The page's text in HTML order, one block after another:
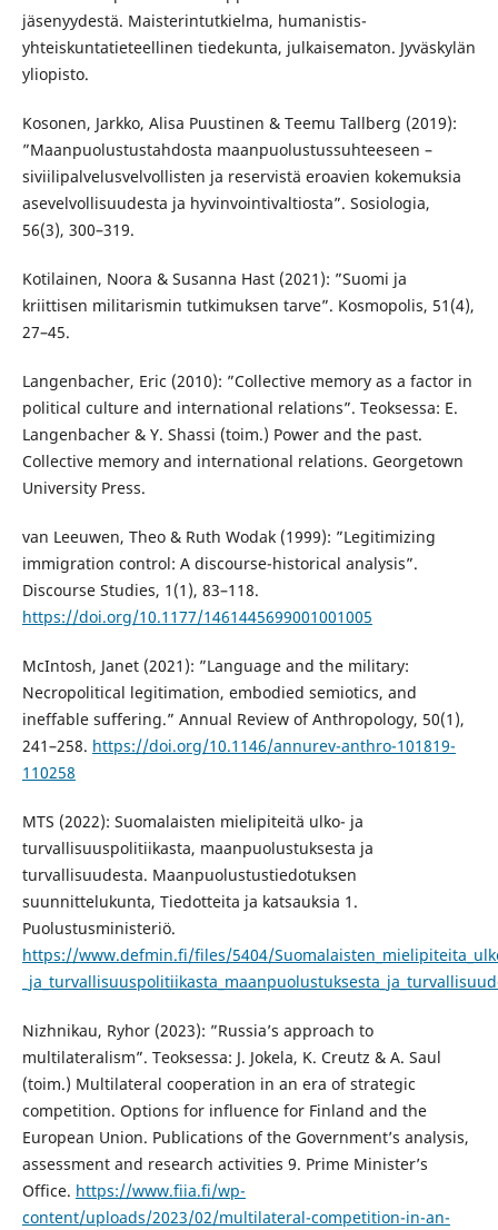
jäsenyydestä. Maisterintutkielma, humanistis-
yhteiskuntatieteellinen tiedekunta, julkaisematon. Jyväskylän
yliopisto.
Kosonen, Jarkko, Alisa Puustinen & Teemu Tallberg (2019):
”Maanpuolustustahdosta maanpuolustussuhteeseen –
siviilipalvelusvelvollisten ja reservistä eroavien kokemuksia
asevelvollisuudesta ja hyvinvointivaltiosta”. Sosiologia,
56(3), 300–319.
Kotilainen, Noora & Susanna Hast (2021): ”Suomi ja
kriittisen militarismin tutkimuksen tarve”. Kosmopolis, 51(4),
27–45.
Langenbacher, Eric (2010): ”Collective memory as a factor in
political culture and international relations”. Teoksessa: E.
Langenbacher & Y. Shassi (toim.) Power and the past.
Collective memory and international relations. Georgetown
University Press.
van Leeuwen, Theo & Ruth Wodak (1999): ”Legitimizing
immigration control: A discourse-historical analysis”.
Discourse Studies, 1(1), 83–118.
https://doi.org/10.1177/1461445699001001005
McIntosh, Janet (2021): ”Language and the military:
Necropolitical legitimation, embodied semiotics, and
ineffable suffering.” Annual Review of Anthropology, 50(1),
241–258. https://doi.org/10.1146/annurev-anthro-101819-
110258
MTS (2022): Suomalaisten mielipiteitä ulko- ja
turvallisuuspolitiikasta, maanpuolustuksesta ja
turvallisuudesta. Maanpuolustustiedotuksen
suunnittelukunta, Tiedotteita ja katsauksia 1.
Puolustusministeriö.
https://www.defmin.fi/files/5404/
Nizhnikau, Ryhor (2023): ”Russia’s approach to
multilateralism”. Teoksessa: J. Jokela, K. Creutz & A. Saul
(toim.) Multilateral cooperation in an era of strategic
competition. Options for influence for Finland and the
European Union. Publications of the Government’s analysis,
assessment and research activities 9. Prime Minister’s
Office. https://www.fiia.fi/wp-
content/uploads/2023/02/multilateral-competition-in-an-